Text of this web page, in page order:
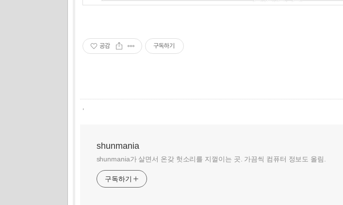
공감 구독하기
shunmania
shunmania가 살면서 온갖 헛소리를 지껄이는 곳. 가끔씩 컴퓨터 정보도 올림.
구독하기